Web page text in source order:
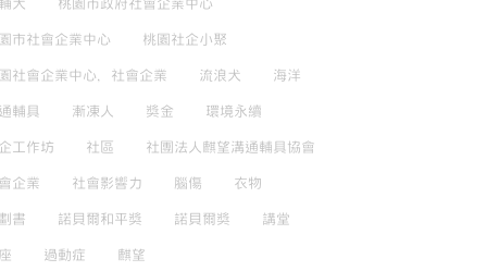
犬 桃園市政府社會企業中心
市社會企業中心 桃園社企小聚
社會企業中心，社會企業 流浪犬 海洋
輔具 漸凍人 獎金 環境永續
工作坊 社區 社團法人麒望溝通輔具協會
企業 社會影響力 腦傷 衣物
書 諾貝爾和平獎 諾貝爾獎 講堂
過動症 麒望